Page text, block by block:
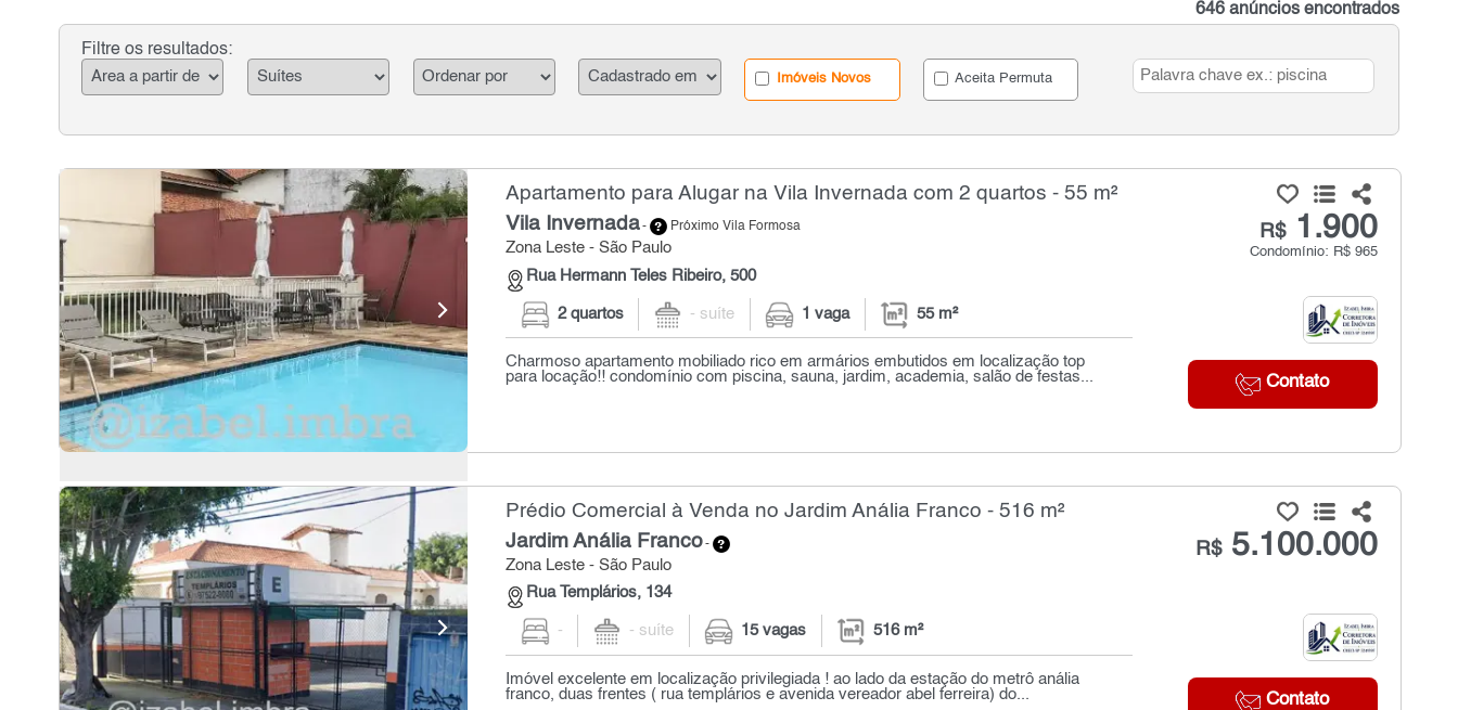
646 anúncios encontrados
Filtre os resultados:
Imóveis Novos Aceita Permuta
Apartamento para Alugar na Vila Invernada com 2 quartos - 55 m²
Vila Invernada- Próximo Vila Formosa
Zona Leste - São Paulo
Rua Hermann Teles Ribeiro, 500
R$1.900
Condomínio: R$ 965
Contato
2 quartos - suíte 1 vaga 55 m²
Charmoso apartamento mobiliado rico em armários embutidos em localização top
para locação!! condomínio com piscina, sauna, jardim, academia, salão de festas...
Prédio Comercial à Venda no Jardim Anália Franco - 516 m²
Jardim Anália Franco-
Zona Leste - São Paulo
Rua Templários, 134
R$5.100.000
Contato
- - suíte 15 vagas 516 m²
Imóvel excelente em localização privilegiada ! ao lado da estação do metrô anália
franco, duas frentes ( rua templários e avenida vereador abel ferreira) do...